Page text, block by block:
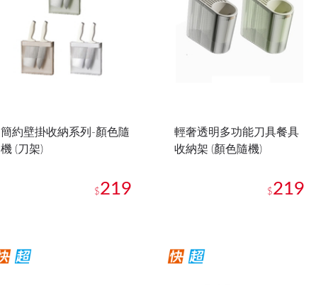
簡約壁掛收納系列-顏色隨
機 (刀架)
$219
輕奢透明多功能刀具餐具
收納架 (顏色隨機)
$219